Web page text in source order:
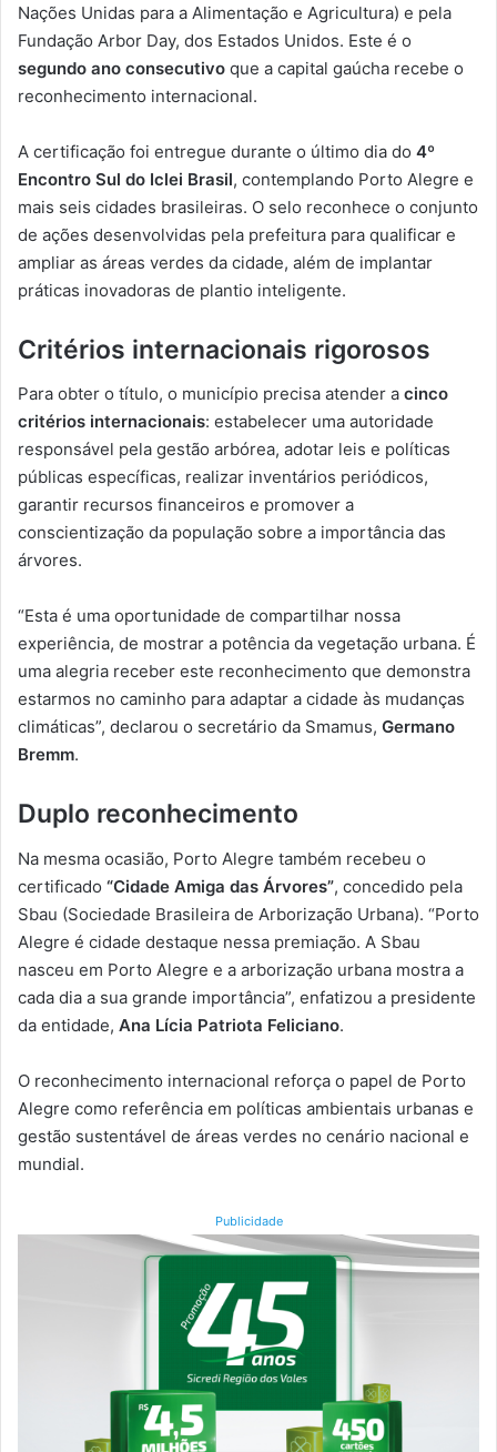
Nações Unidas para a Alimentação e Agricultura) e pela
Fundação Arbor Day, dos Estados Unidos. Este é o
segundo ano consecutivo que a capital gaúcha recebe o
reconhecimento internacional.
A certificação foi entregue durante o último dia do 4º
Encontro Sul do Iclei Brasil, contemplando Porto Alegre e
mais seis cidades brasileiras. O selo reconhece o conjunto
de ações desenvolvidas pela prefeitura para qualificar e
ampliar as áreas verdes da cidade, além de implantar
práticas inovadoras de plantio inteligente.
Critérios internacionais rigorosos
Para obter o título, o município precisa atender a cinco
critérios internacionais: estabelecer uma autoridade
responsável pela gestão arbórea, adotar leis e políticas
públicas específicas, realizar inventários periódicos,
garantir recursos financeiros e promover a
conscientização da população sobre a importância das
árvores.
“Esta é uma oportunidade de compartilhar nossa
experiência, de mostrar a potência da vegetação urbana. É
uma alegria receber este reconhecimento que demonstra
estarmos no caminho para adaptar a cidade às mudanças
climáticas”, declarou o secretário da Smamus, Germano
Bremm.
Duplo reconhecimento
Na mesma ocasião, Porto Alegre também recebeu o
certificado “Cidade Amiga das Árvores”, concedido pela
Sbau (Sociedade Brasileira de Arborização Urbana). “Porto
Alegre é cidade destaque nessa premiação. A Sbau
nasceu em Porto Alegre e a arborização urbana mostra a
cada dia a sua grande importância”, enfatizou a presidente
da entidade, Ana Lícia Patriota Feliciano.
O reconhecimento internacional reforça o papel de Porto
Alegre como referência em políticas ambientais urbanas e
gestão sustentável de áreas verdes no cenário nacional e
mundial.
Publicidade